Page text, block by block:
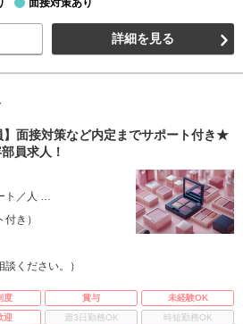
面接対策あり
詳細を見る
】面接対策など内定までサポート付き★
員求人！
ト／人 …
き）
ください。）
度 賞与
未経験OK
迎 週3日勤務OK
時短勤務OK